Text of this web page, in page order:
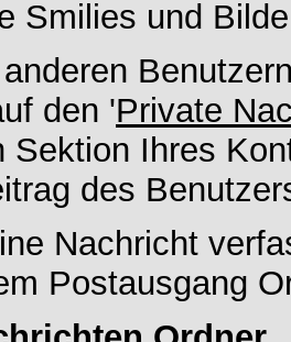
Smilies und
den 'Private
Sektion Ihres
des
Nachricht
Postausgang